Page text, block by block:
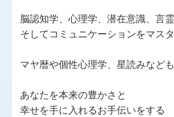
脳認知学、心理学、潜在意識、言霊
そしてコミュニケーションをマス
マヤ暦や個性心理学、星読みなど
あなたを本来の豊かさと
幸せを手に入れるお手伝いをする